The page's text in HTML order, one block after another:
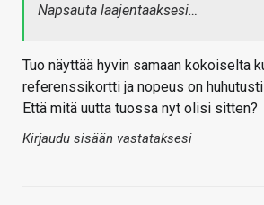
Napsauta laajentaaksesi…
Tuo näyttää hyvin samaan kokoiselta
referenssikortti ja nopeus on
Että mitä uutta tuossa nyt olisi sitten?
Kirjaudu sisään vastataksesi